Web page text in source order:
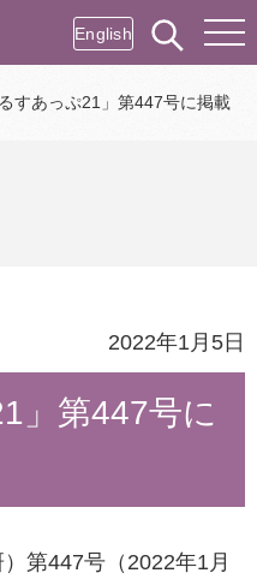
English
るすあっぷ21」第447号に掲載
2022年1月5日
」第447号に
第447号（2022年1月